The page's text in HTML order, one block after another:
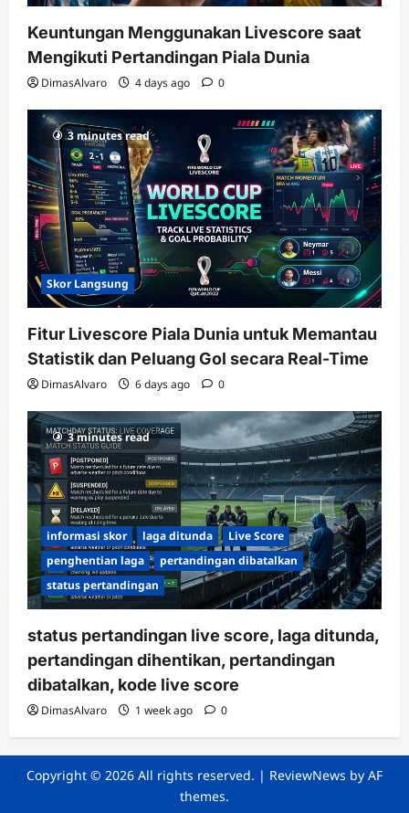
Keuntungan Menggunakan Livescore saat
Mengikuti Pertandingan Piala Dunia
DimasAlvaro 4 days ago 0
3 minutes read
Skor Langsung
Fitur Livescore Piala Dunia untuk Memantau
Statistik dan Peluang Gol secara Real-Time
DimasAlvaro 6 days ago 0
3 minutes read
informasi skor laga ditunda
Live Score
penghentian laga
pertandingan dibatalkan
status pertandingan
status pertandingan live score, laga ditunda,
pertandingan dihentikan, pertandingan
dibatalkan, kode live score
DimasAlvaro 1 week ago 0
Copyright © 2026 All rights reserved. | ReviewNews by AF
themes.